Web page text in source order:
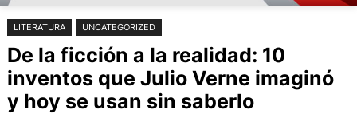
LITERATURA UNCATEGORIZED
De la ficción a la realidad: 10
inventos que Julio Verne imaginó
y hoy se usan sin saberlo